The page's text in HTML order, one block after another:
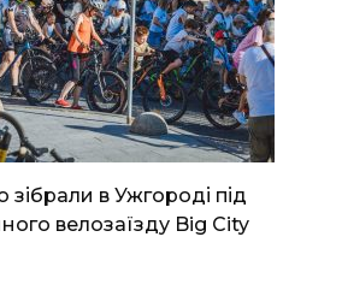
зібрали в Ужгороді під
велозаїзду Big Сity